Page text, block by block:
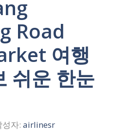
Road
여행
쉬운 한눈
성자: airlinesr